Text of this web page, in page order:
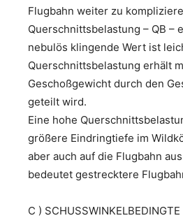
Flugbahn weiter zu
Querschnittsbelastung – QB –
nebulös klingende Wert ist
Querschnittsbelastung erhält
Geschoßgewicht durch den
geteilt wird.
Eine hohe
größere Eindringtiefe im
aber auch auf die Flugbahn
bedeutet gestrecktere
C ) SCHUSSWINKELBEDINGTE